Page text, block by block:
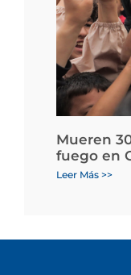
Mueren
fuego en
Leer Más >>